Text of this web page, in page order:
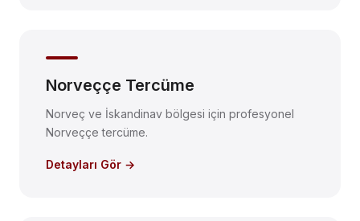
Norveççe Tercüme
Norveç ve İskandinav bölgesi için profesyonel
Norveççe tercüme.
Detayları Gör →